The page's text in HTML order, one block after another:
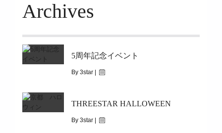
Archives
5周年記念イベント
By 3star |
| 8856
3/23(SAT)~3/31(SUN)
THREESTAR HALLOWEEN
By 3star |